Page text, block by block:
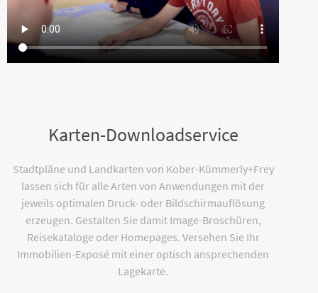
Karten-Downloadservice
Stadtpläne und Landkarten von Kober-Kümmerly+Frey
lassen sich für alle Arten von Anwendungen mit der
jeweils optimalen Druck- oder Bildschirmauflösung
erzeugen. Gestalten Sie damit Image-Broschüren,
Reisekataloge oder Homepages. Versehen Sie Ihr
Immobilien-Exposé mit einer optisch ansprechenden
Lagekarte.